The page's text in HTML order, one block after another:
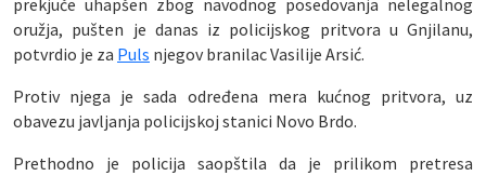
prekjuče uhapšen zbog navodnog posedovanja nelegalnog
oružja, pušten je danas iz policijskog pritvora u Gnjilanu,
potvrdio je za Puls njegov branilac Vasilije Arsić.
Protiv njega je sada određena mera kućnog pritvora, uz
obavezu javljanja policijskoj stanici Novo Brdo.
Prethodno je policija saopštila da je prilikom pretresa